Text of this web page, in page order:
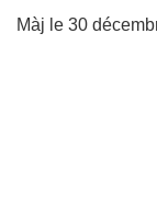
Màj le 30